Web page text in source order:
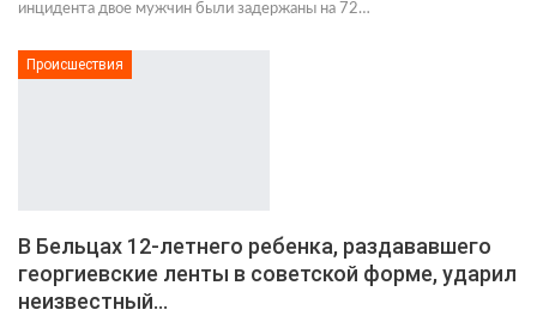
инцидента двое мужчин были задержаны на 72…
Происшествия
В Бельцах 12-летнего ребенка, раздававшего
георгиевские ленты в советской форме, ударил
неизвестный…